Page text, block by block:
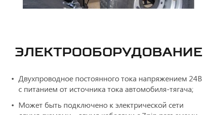
ЭЛЕКТРООБОРУДОВАНИЕ
Двухпроводное постоянного тока напряжением 24В
с питанием от источника тока автомобиля-тягача;
Может быть подключено к электрической сети